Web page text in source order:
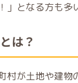
」となる方も多
は？
村が土地や建物